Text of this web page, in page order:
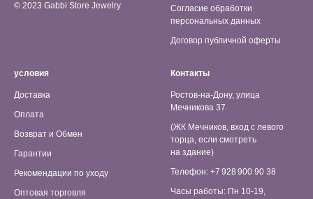
© 2023 Gabbi Store Jewelry
Согласие обработки
персональных данных
Договор публичной оферты
условия
Доставка
Оплата
Возврат и Обмен
Гарантии
Рекомендации по уходу
Оптовая торговля
Контакты
Ростов-на-Дону, улица
Мечникова 37
(ЖК Мечников, вход с левого
торца, если смотреть
на здание)
Телефон: +7 928 900 90 38
Часы работы: Пн 10-19,